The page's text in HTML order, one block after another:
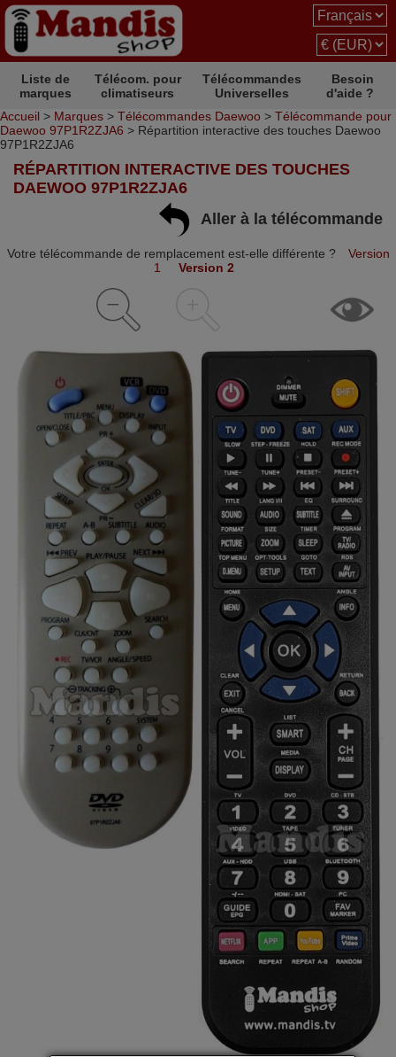
Liste de
marques
Télécom. pour
climatiseurs
Télécommandes
Universelles
Besoin
d'aide ?
Accueil > Marques > Télécommandes Daewoo > Télécommande pour
Daewoo 97P1R2ZJA6 > Répartition interactive des touches Daewoo
97P1R2ZJA6
RÉPARTITION INTERACTIVE DES TOUCHES
DAEWOO 97P1R2ZJA6
Aller à la télécommande
Votre télécommande de remplacement est-elle différente ?
Version
1
Version 2